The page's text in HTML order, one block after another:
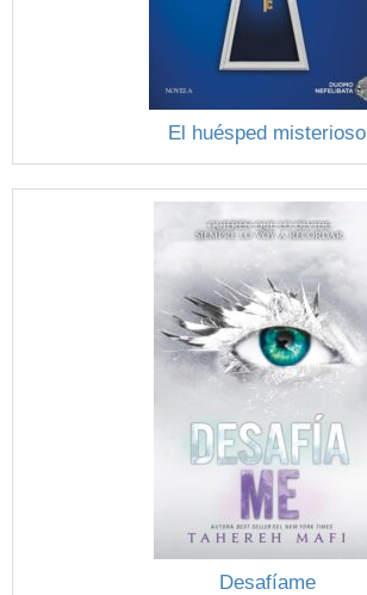
El huésped misterioso
Desafíame